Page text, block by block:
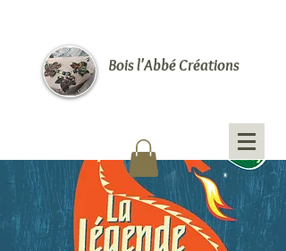
Bois l'Abbé Créations